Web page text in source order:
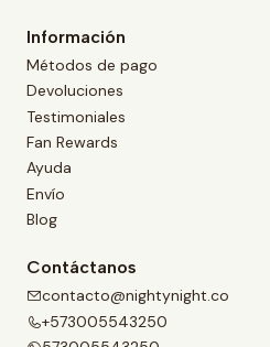
Información
Métodos de pago
Devoluciones
Testimoniales
Fan Rewards
Ayuda
Envío
Blog
Contáctanos
contacto@nightynight.co
+573005543250